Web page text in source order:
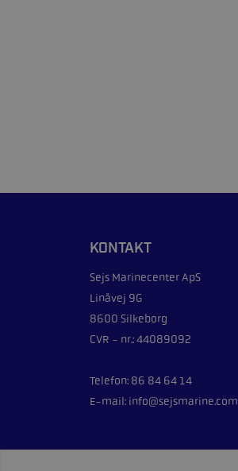
KONTAKT
Sejs Marinecenter ApS
Linåvej 9G
8600 Silkeborg
CVR - nr.: 44089092
Telefon: 86 84 64 14
E-mail: info@sejsmarine.com